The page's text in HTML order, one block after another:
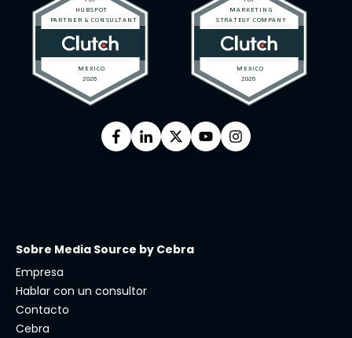
Sobre Media Source by Cebra
Empresa
Hablar con un consultor
Contacto
Cebra